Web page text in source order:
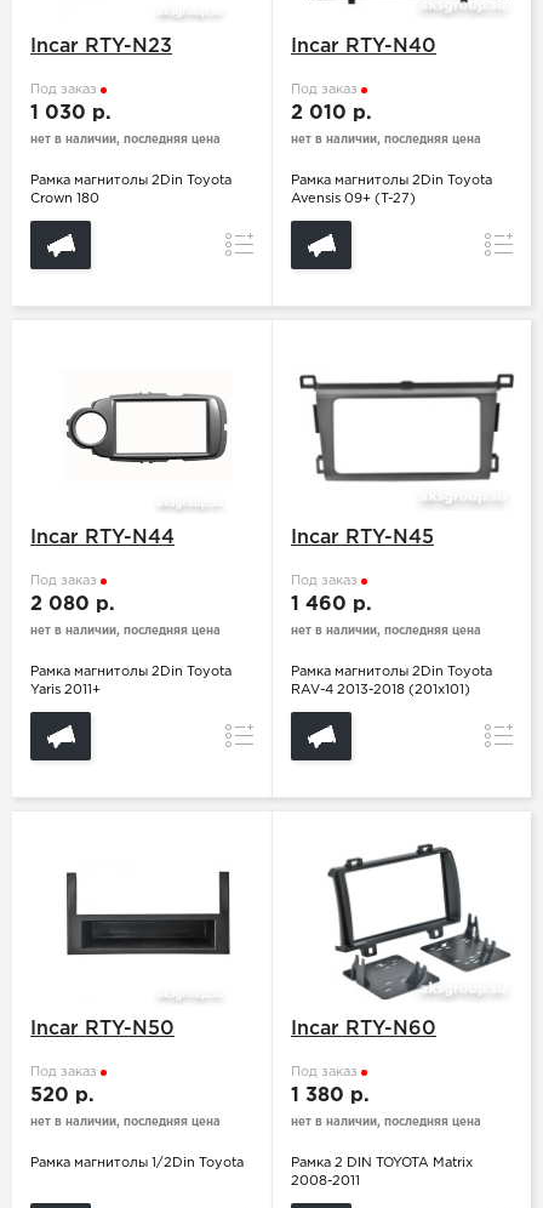
Incar RTY-N23
Под заказ
1 030 р.
нет в наличии, последняя цена
Рамка магнитолы 2Din Toyota
Crown 180
Сравнение
Incar RTY-N40
Под заказ
2 010 р.
нет в наличии, последняя цена
Рамка магнитолы 2Din Toyota
Avensis 09+ (T-27)
Incar RTY-N44
Под заказ
2 080 р.
нет в наличии, последняя цена
Рамка магнитолы 2Din Toyota
Yaris 2011+
Сравнение
Incar RTY-N45
Под заказ
1 460 р.
нет в наличии, последняя цена
Рамка магнитолы 2Din Toyota
RAV-4 2013-2018 (201х101)
Incar RTY-N50
Под заказ
520 р.
нет в наличии, последняя цена
Рамка магнитолы 1/2Din Toyota
Incar RTY-N60
Под заказ
1 380 р.
нет в наличии, последняя цена
Рамка 2 DIN TOYOTA Matrix
2008-2011